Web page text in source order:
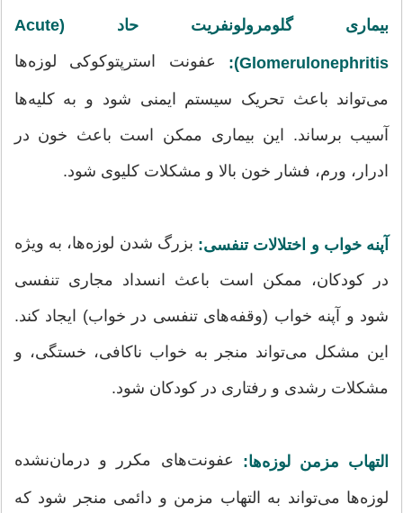
بیماری گلومرولونفریت حاد (Acute
Glomerulonephritis): عفونت استرپتوکوکی لوزه‌ها
می‌تواند باعث تحریک سیستم ایمنی شود و به کلیه‌ها
آسیب برساند. این بیماری ممکن است باعث خون در
ادرار، ورم، فشار خون بالا و مشکلات کلیوی شود.
آپنه خواب و اختلالات تنفسی: بزرگ شدن لوزه‌ها، به ویژه
در کودکان، ممکن است باعث انسداد مجاری تنفسی
شود و آپنه خواب (وقفه‌های تنفسی در خواب) ایجاد کند.
این مشکل می‌تواند منجر به خواب ناکافی، خستگی، و
مشکلات رشدی و رفتاری در کودکان شود.
التهاب مزمن لوزه‌ها: عفونت‌های مکرر و درمان‌نشده
لوزه‌ها می‌تواند به التهاب مزمن و دائمی منجر شود که